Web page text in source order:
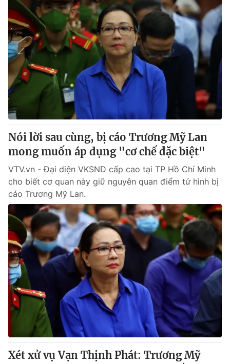
Nói lời sau cùng, bị cáo Trương Mỹ Lan
mong muốn áp dụng "cơ chế đặc biệt"
VTV.vn - Đại diện VKSND cấp cao tại TP Hồ Chí Minh
cho biết cơ quan này giữ nguyên quan điểm tử hình bị
cáo Trương Mỹ Lan.
Xét xử vụ Vạn Thịnh Phát: Trương Mỹ